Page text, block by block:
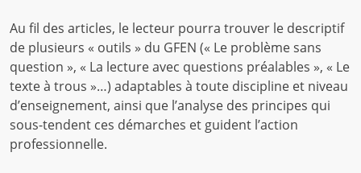
Au fil des articles, le lecteur pourra trouver le descriptif
de plusieurs « outils » du GFEN (« Le problème sans
question », « La lecture avec questions préalables », « Le
texte à trous »…) adaptables à toute discipline et niveau
d’enseignement, ainsi que l’analyse des principes qui
sous-tendent ces démarches et guident l’action
professionnelle.